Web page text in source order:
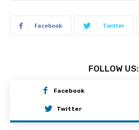
Facebook Twitter
FOLLOW US:
Facebook
Twitter